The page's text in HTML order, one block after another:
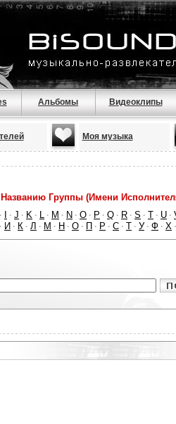
Альбомы Видеоклипы
Моя музыка
Группы (Имени
· · J · K · L · M · N · O · P · Q · R · S · T · U ·
· И · К · Л · М · Н · О · П · Р · С · Т · У · Ф · Х